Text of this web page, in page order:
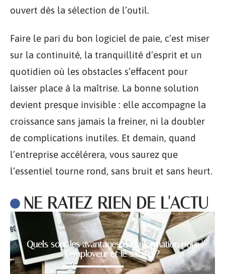
ouvert dès la sélection de l’outil.
Faire le pari du bon logiciel de paie, c’est miser
sur la continuité, la tranquillité d’esprit et un
quotidien où les obstacles s’effacent pour
laisser place à la maîtrise. La bonne solution
devient presque invisible : elle accompagne la
croissance sans jamais la freiner, ni la doubler
de complications inutiles. Et demain, quand
l’entreprise accélérera, vous saurez que
l’essentiel tourne rond, sans bruit et sans heurt.
NE RATEZ RIEN DE L'ACTU
Quels sont les avantages de la formation pour
l’employeur et le salarié ?